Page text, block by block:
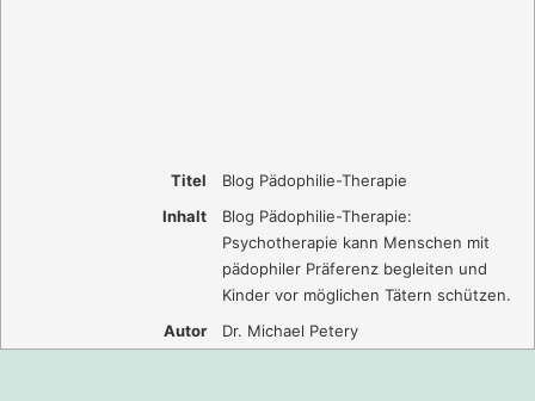
Titel
Blog Pädophilie-Therapie
Inhalt
Blog Pädophilie-Therapie:
Psychotherapie kann Menschen mit
pädophiler Präferenz begleiten und
Kinder vor möglichen Tätern schützen.
Autor
Dr. Michael Petery